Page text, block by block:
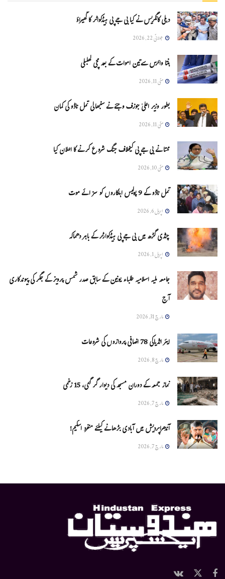
دہلی کانگریس نے کیا بی جے پی ہیڈکواٹر کا گھیراؤ
جولائی 22, 2026
ہنتا وائرس سےتین اموات کے بعد مچی کھلبلی
مئی 11, 2026
بطور وزیر اعلیٰ جوزف وجئے نے سنبھالی تمل ناڈو کی کمان
مئی 11, 2026
ممتا نے بی جے پی کیخلاف جنگ شروع کرنے کا اعلان کیا
مئی 10, 2026
تمل ناڈو کے 9 پولیس اہلکاروں کو سزائے موت
اپریل 6, 2026
چنڈی گڑھ میں بی جے پی ہیڈکوارٹر کے باہر دھماکہ
اپریل 1, 2026
جامعہ ملیہ اسلامیہ طلباء یونین کے سابق صدر شمس پرویز کے جگر کی پیوندکاری
آج
مارچ 31, 2026
ایئر انڈیاکی 78 اضافی پروازوں کی شروعات
مارچ 8, 2026
نماز جمعہ کے دوران مسجد کی دیوار گر گئی، 15 زخمی
مارچ 7, 2026
آندھراپردیش میں آبادی بڑھانے کیلئے منفرد اسکیم!
مارچ 7, 2026